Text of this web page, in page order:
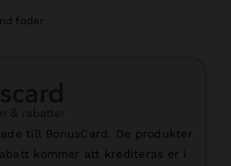
foder
till BonusCard. De produkter
kommer att krediteras er i